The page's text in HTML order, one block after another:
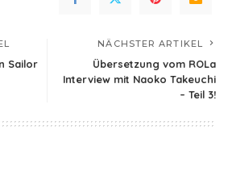
Sailor
NÄCHSTER ARTIKEL
Übersetzung vom ROLa
Interview mit Naoko Takeuchi
– Teil 3!